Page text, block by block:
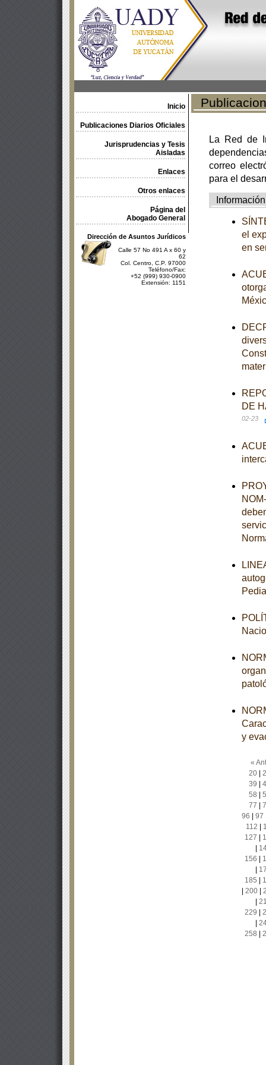
Inicio
Publicaciones Diarios Oficiales
Jurisprudencias y Tesis
Aisladas
Enlaces
Otros enlaces
Página del
Abogado General
Dirección de Asuntos Jurídicos
Calle 57 No 491 A x 60 y
62
Col. Centro, C.P. 97000
Teléfono/Fax:
+52 (999) 930-0900
Extensión: 1151
La Red de
correo
para el
Información
el
en
DE
02-23
y
«
20|
39
58
77
96
97
112
127
156
185
200|
229
258